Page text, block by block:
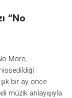
“No
More,
bir ay önce
müzik anlayışıyla